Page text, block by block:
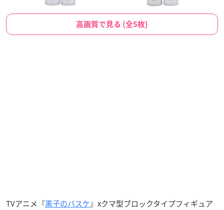
高画質で見る (全5枚)
TVアニメ『黒子のバスケ』xクマ型ブロックタイプフィギュア